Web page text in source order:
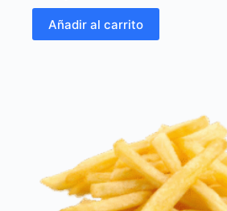
Añadir al carrito